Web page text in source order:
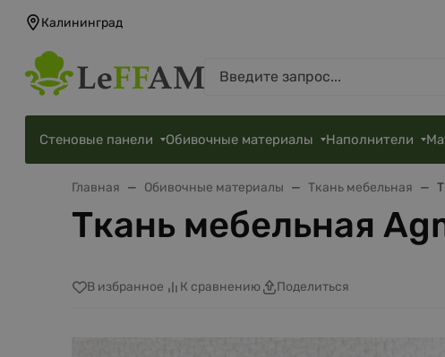
Калининград
Стеновые панели Обивочные материалы Наполнители
Главная Обивочные материалы Ткань мебельная
Ткань мебельная
В избранное К сравнению Поделиться